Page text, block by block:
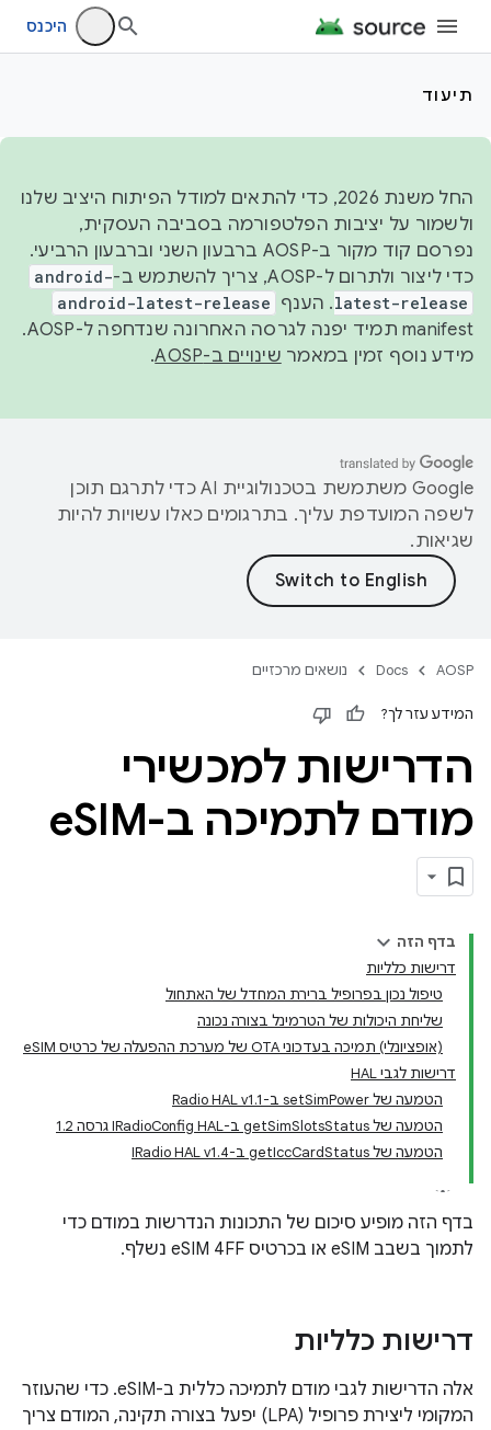
היכנס
תיעוד
החל משנת 2026, כדי להתאים למודל הפיתוח היציב שלנו
ולשמור על יציבות הפלטפורמה בסביבה העסקית,
נפרסם קוד מקור ב-AOSP ברבעון השני וברבעון הרביעי.
כדי ליצור ולתרום ל-AOSP, צריך להשתמש ב-
android-
latest-release. הענף android-latest-release
manifest תמיד יפנה לגרסה האחרונה שנדחפה ל-AOSP.
מידע נוסף זמין במאמר שינויים ב-AOSP .
‫Google משתמשת בטכנולוגיית AI כדי לתרגם תוכן
לשפה המועדפת עליך. בתרגומים כאלו עשויות להיות
שגיאות.
AOSP
Docs נושאים מרכזיים
המידע עזר לך?
הדרישות למכשירי
מודם לתמיכה ב-eSIM
בדף הזה
דרישות כלליות
טיפול נכון בפרופיל ברירת המחדל של האתחול
שליחת היכולות של הטרמינל בצורה נכונה
(אופציונלי) תמיכה בעדכוני OTA של מערכת ההפעלה של כרטיס eSIM
דרישות לגבי HAL
הטמעה של setSimPower ב-Radio HAL v1.1
הטמעה של getSimSlotsStatus ב-IRadioConfig HAL גרסה 1.2
הטמעה של getIccCardStatus ב-IRadio HAL v1.4
בדף הזה מופיע סיכום של התכונות הנדרשות במודם כדי
לתמוך בשבב eSIM או בכרטיס eSIM 4FF נשלף.
דרישות כלליות
אלה הדרישות לגבי מודם לתמיכה כללית ב-eSIM. כדי שהעוזר
המקומי ליצירת פרופיל (LPA) יפעל בצורה תקינה, המודם צריך